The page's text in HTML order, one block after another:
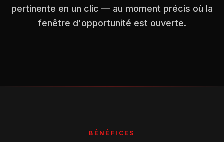
pertinente en un clic — au moment précis où la
fenêtre d'opportunité est ouverte.
BÉNÉFICES